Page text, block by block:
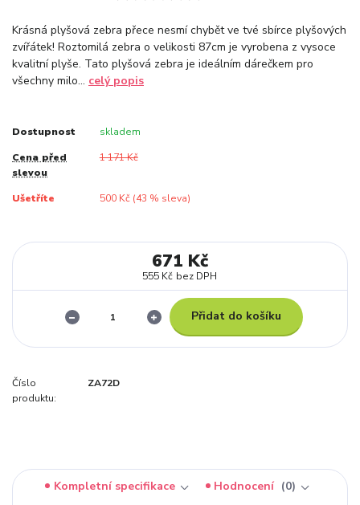
Krásná plyšová zebra přece nesmí chybět ve tvé sbírce plyšových
zvířátek! Roztomilá zebra o velikosti 87cm je vyrobena z vysoce
kvalitní plyše. Tato plyšová zebra je ideálním dárečkem pro
všechny milo... celý popis
Dostupnost skladem
Cena před
slevou
1 171 Kč
Ušetříte 500 Kč (43 % sleva)
671 Kč
555 Kč bez DPH
Přidat do košíku
Číslo
produktu:
ZA72D
Kompletní specifikace Hodnocení
0